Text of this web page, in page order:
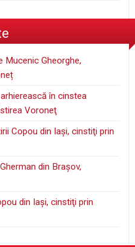
Mucenic Gheorghe,
în cinstea
Voroneţ
Copou din Iaşi, cinstiţi prin
din Braşov,
din Iaşi, cinstiţi prin